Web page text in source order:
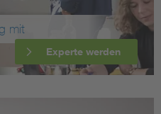
mit
Experte werden